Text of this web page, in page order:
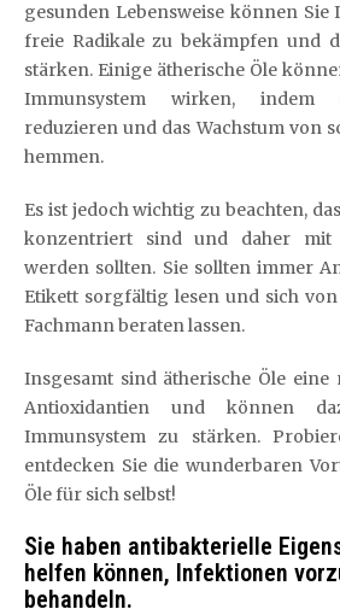
gesunden Lebensweise können
freie Radikale zu bekämpfen und
stärken. Einige ätherische Öle
Immunsystem wirken, indem
reduzieren und das Wachstum von
hemmen.
Es ist jedoch wichtig zu beachten,
konzentriert sind und daher mit
werden sollten. Sie sollten immer
Etikett sorgfältig lesen und sich
Fachmann beraten lassen.
Insgesamt sind ätherische Öle
Antioxidantien und können
Immunsystem zu stärken.
entdecken Sie die wunderbaren
Öle für sich selbst!
Sie haben antibakterielle
helfen können, Infektionen
behandeln.